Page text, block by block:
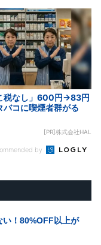
税なし」600円→83円
バコに喫煙者群がる
[PR]株式会社HAL
by
！80%OFF以上が